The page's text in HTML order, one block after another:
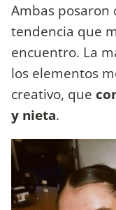
Ambas posaron
tendencia que
encuentro. La
los elementos
creativo, que
y nieta.